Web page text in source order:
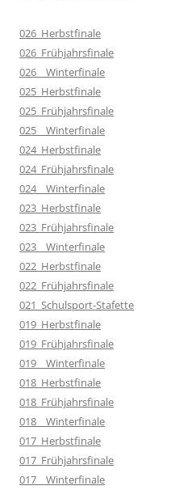
026_Herbstfinale
026_Frühjahrsfinale
026__Winterfinale
025_Herbstfinale
025_Frühjahrsfinale
025__Winterfinale
024_Herbstfinale
024_Frühjahrsfinale
024__Winterfinale
023_Herbstfinale
023_Frühjahrsfinale
023__Winterfinale
022_Herbstfinale
022_Frühjahrsfinale
021_Schulsport-Stafette
019_Herbstfinale
019_Frühjahrsfinale
019__Winterfinale
018_Herbstfinale
018_Frühjahrsfinale
018__Winterfinale
017_Herbstfinale
017_Frühjahrsfinale
017__Winterfinale